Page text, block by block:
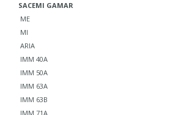
SACEMI GAMAR
ME
MI
ARIA
IMM 40A
IMM 50A
IMM 63A
IMM 63B
IMM 71A